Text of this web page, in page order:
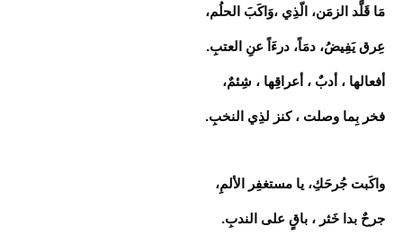
مَا قَلَّد الزمَن، الّذِي ،وَاكَبَ الحلُم،
عِرق يَفِيضُ، دمَاً، درءَاً عنِ العتبِ.
أفعالها ، أدبٌ ، أعراقِها ، شِئمٌ،
فخر بِما وصلت ، كنز لذِي النخبِ.
واكَبت جُرحَكِ، يا مستغفِر الألمِ،
جرحٌ بدا خَثر ، باقٍ على الندبِ.